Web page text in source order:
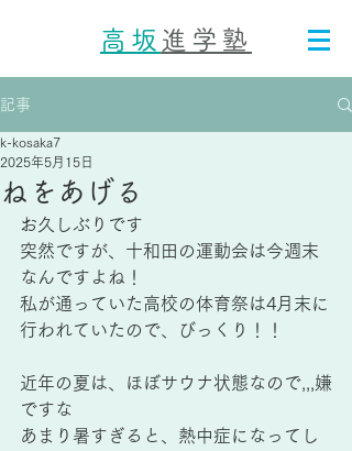
高坂 進学塾
記事
ねをあげる
k-kosaka7
2025年5月15日
お久しぶりです
突然ですが、十和田の運動会は今週末
なんですよね！
私が通っていた高校の体育祭は4月末に
行われていたので、びっくり！！
近年の夏は、ほぼサウナ状態なので,,,嫌
ですな
あまり暑すぎると、熱中症になってし